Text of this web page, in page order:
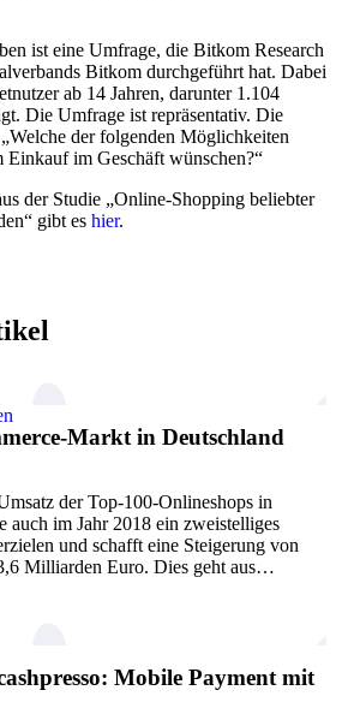
ist eine Umfrage, die Bitkom Research
Bitkom durchgeführt hat. Dabei
ab 14 Jahren, darunter 1.104
Die Umfrage ist repräsentativ. Die
der folgenden Möglichkeiten
Einkauf im Geschäft wünschen?“
der Studie „Online-Shopping beliebter
gibt es hier.
Markt in Deutschland
der Top-100-Onlineshops in
auch im Jahr 2018 ein zweistelliges
und schafft eine Steigerung von
Milliarden Euro. Dies geht aus…
Mobile Payment mit